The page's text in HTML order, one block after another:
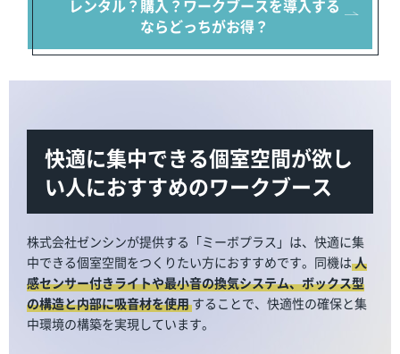
レンタル？購入？ ワークブースを導入する
ならどっちがお得？
快適に集中できる個室空間が欲し
い人におすすめのワークブース
株式会社ゼンシンが提供する「ミーボプラス」は、快適に集
中できる個室空間をつくりたい方におすすめです。同機は人
感センサー付きライトや最小音の換気システム、ボックス型
の構造と内部に吸音材を使用することで、快適性の確保と集
中環境の構築を実現しています。